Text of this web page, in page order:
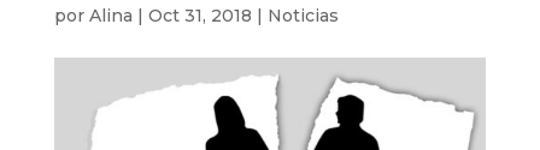
por Alina | Oct 31, 2018 | Noticias